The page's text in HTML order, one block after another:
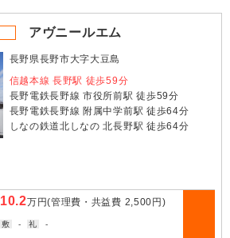
アヴニールエム
長野県長野市大字大豆島
信越本線 長野駅 徒歩59分
長野電鉄長野線 市役所前駅 徒歩59分
長野電鉄長野線 附属中学前駅 徒歩64分
しなの鉄道北しなの 北長野駅 徒歩64分
10.2万円(管理費・共益費 2,500円 )
敷 - 礼 -